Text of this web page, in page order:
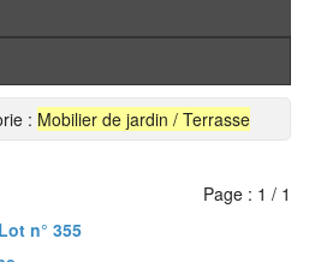
: Mobilier de jardin / Terrasse
Page : 1 / 1
Lot n° 355